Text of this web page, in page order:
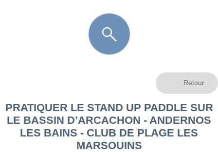
PRATIQUER LE STAND UP PADDLE SUR
LE BASSIN D’ARCACHON - ANDERNOS
LES BAINS - CLUB DE PLAGE LES
MARSOUINS